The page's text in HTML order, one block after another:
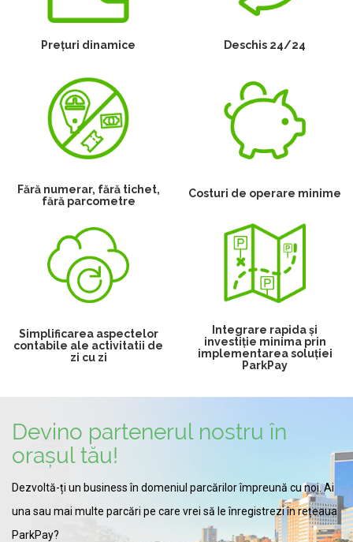
Prețuri dinamice Deschis 24/24
Fără numerar, fără tichet,
fără parcometre
Costuri de operare minime
Simplificarea aspectelor
contabile ale activitatii de
zi cu zi
Integrare rapida și
investiție minima prin
implementarea soluției
ParkPay
Devino partenerul nostru în
orașul tău!
Dezvoltă-ți un business în domeniul parcărilor împreună cu noi. Ai
una sau mai multe parcări pe care vrei să le înregistrezi în rețeaua
ParkPay?